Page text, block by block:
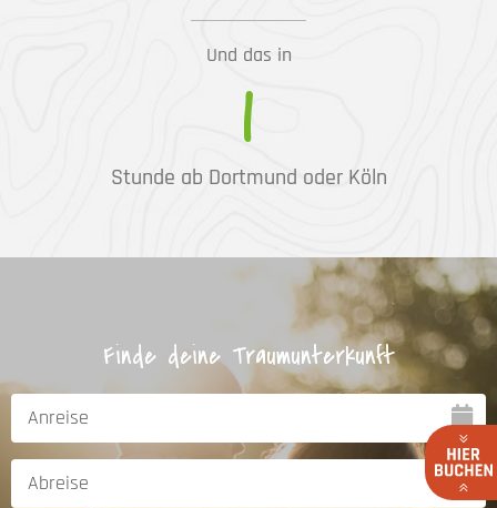
Und das in
1
Stunde ab Dortmund oder Köln
Finde deine Traumunterkunft